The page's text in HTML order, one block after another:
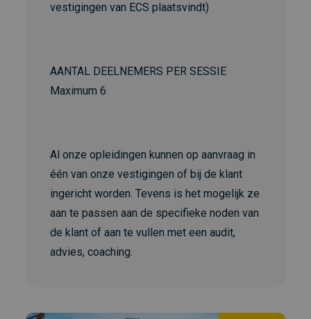
vestigingen van ECS plaatsvindt)
AANTAL DEELNEMERS PER SESSIE
Maximum 6
Al onze opleidingen kunnen op aanvraag in
één van onze vestigingen of bij de klant
ingericht worden. Tevens is het mogelijk ze
aan te passen aan de specifieke noden van
de klant of aan te vullen met een audit,
advies, coaching.